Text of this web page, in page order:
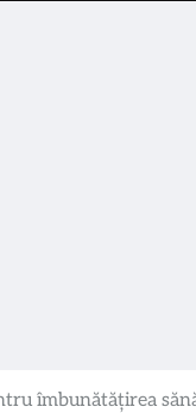
îmbunătățirea